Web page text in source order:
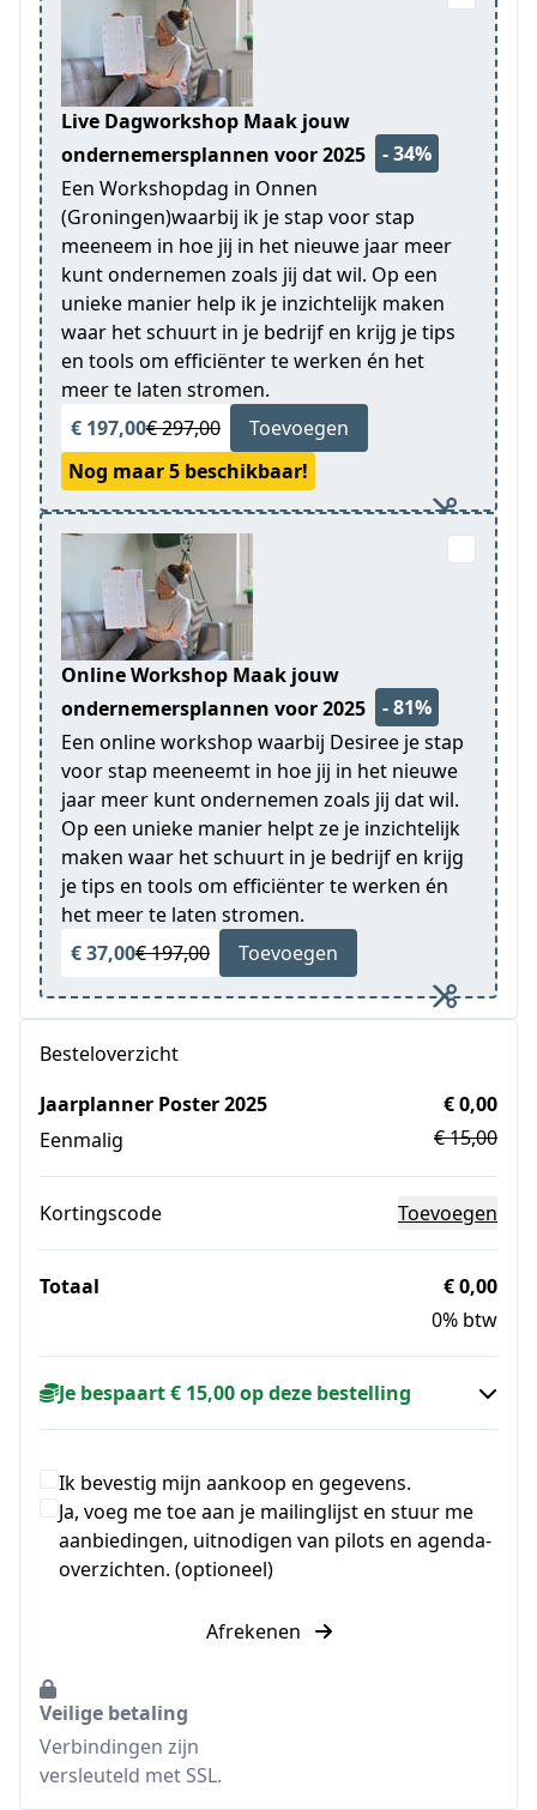
Live Dagworkshop Maak jouw
ondernemersplannen voor 2025
- 34%
Een Workshopdag in Onnen
(Groningen)waarbij ik je stap voor stap
meeneem in hoe jij in het nieuwe jaar meer
kunt ondernemen zoals jij dat wil. Op een
unieke manier help ik je inzichtelijk maken
waar het schuurt in je bedrijf en krijg je tips
en tools om efficiënter te werken én het
meer te laten stromen.
€ 197,00€ 297,00
Toevoegen
Nog maar 5 beschikbaar!
Online Workshop Maak jouw
ondernemersplannen voor 2025
- 81%
Een online workshop waarbij Desiree je stap
voor stap meeneemt in hoe jij in het nieuwe
jaar meer kunt ondernemen zoals jij dat wil.
Op een unieke manier helpt ze je inzichtelijk
maken waar het schuurt in je bedrijf en krijg
je tips en tools om efficiënter te werken én
het meer te laten stromen.
€ 37,00€ 197,00 Toevoegen
Besteloverzicht
Jaarplanner Poster 2025
Eenmalig
€ 0,00
€ 15,00
Kortingscode Toevoegen
Totaal
€ 0,00
0% btw
Je bespaart € 15,00 op deze bestelling
Ik bevestig mijn aankoop en gegevens.
Ja, voeg me toe aan je mailinglijst en stuur me
aanbiedingen, uitnodigen van pilots en agenda-
overzichten. (optioneel)
Afrekenen
Veilige betaling
Verbindingen zijn
versleuteld met SSL.